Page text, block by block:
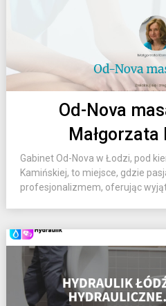
Od-Nova
Gabinet Od-Nova w Łodzi, pod
Kamińskiej, to miejsce, gdzie
profesjonalizmem, oferując